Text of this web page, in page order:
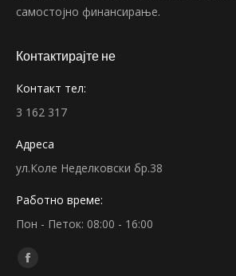
самостојно финансирање.
Контактирајте не
Контакт тел:
3 162 317
Адреса
ул.Коле Неделковски бр.38
Работно време:
Пон - Петок: 08:00 - 16:00
Find us on:
Facebook